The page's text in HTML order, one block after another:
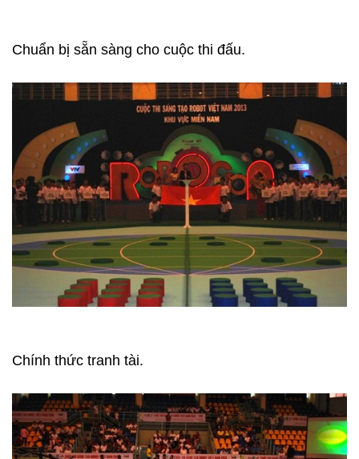
Chuẩn bị sẵn sàng cho cuộc thi đấu.
Chính thức tranh tài.